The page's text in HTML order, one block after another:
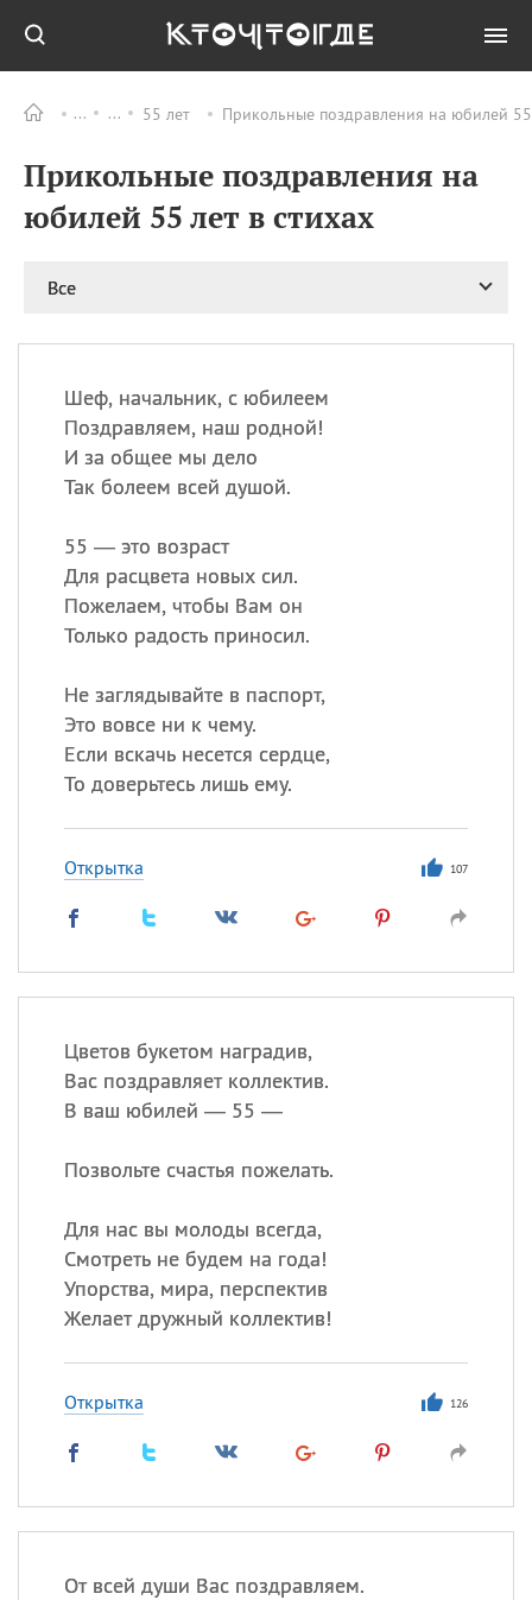
55 лет Прикольные поздравления на юбилей
Прикольные поздравления на
юбилей 55 лет в стихах
Все
Шеф, начальник, с юбилеем
Поздравляем, наш родной!
И за общее мы дело
Так болеем всей душой.
55 — это возраст
Для расцвета новых сил.
Пожелаем, чтобы Вам он
Только радость приносил.
Не заглядывайте в паспорт,
Это вовсе ни к чему.
Если вскачь несется сердце,
То доверьтесь лишь ему.
Открытка 107
Цветов букетом наградив,
Вас поздравляет коллектив.
В ваш юбилей — 55 —
Позвольте счастья пожелать.
Для нас вы молоды всегда,
Смотреть не будем на года!
Упорства, мира, перспектив
Желает дружный коллектив!
Открытка 126
От всей души Вас поздравляем.
ПРАЗДНИКИ Все
08.08 День «Счастье
случается» (Happiness
Happens Day)
великомученика
покровителя всех
врачей и целителя
09.08
ИМЕНА
Александр
Анна
Посмотреть значениеи